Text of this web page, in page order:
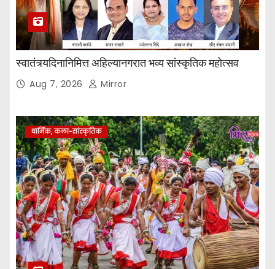
स्वातंत्र्यदिनानिमित्त अहिल्यानगरात भव्य सांस्कृतिक महोत्सव
Aug 7, 2026 Mirror
धार्मिक, कला-सांस्कृतिक